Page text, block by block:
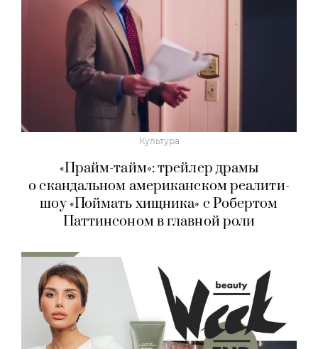
Культура
«Прайм-тайм»: трейлер драмы
о скандальном американском реалити-
шоу «Поймать хищника» с Робертом
Паттинсоном в главной роли